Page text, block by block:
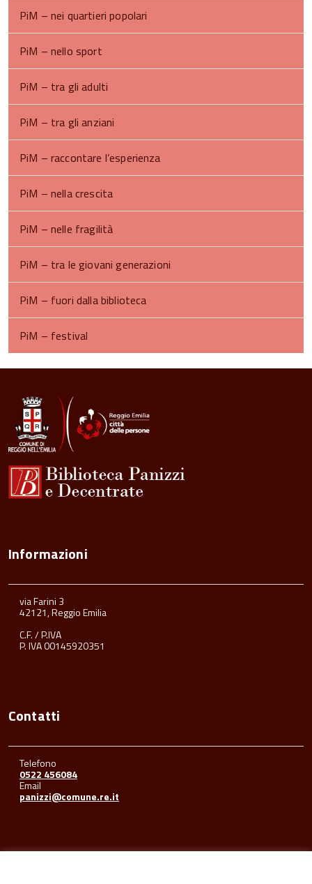
PiM – nei quartieri popolari
PiM – nello sport
PiM – tra gli adulti
PiM – tra gli anziani
PiM – raccontare l’esperienza
PiM – nella crescita
PiM – nelle fragilità
PiM – tra le giovani generazioni
PiM – fuori dalla biblioteca
PiM – festival
all'inizio
contenuto
Informazioni
via Farini 3
42121, Reggio Emilia
C.F. / P.IVA
P. IVA 00145920351
Contatti
Telefono
0522 456084
Email
panizzi@comune.re.it